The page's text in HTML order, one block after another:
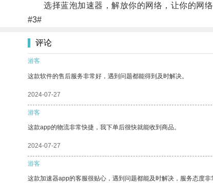
选择蓝泡加速器，解放你的网络，让你的网络
#3#
评论
游客
这款软件的售后服务非常好，遇到问题都能得到及时解决。
2024-07-27
游客
这款app的物流非常快捷，我下单后很快就能收到商品。
2024-07-27
游客
这款加速器app的客服很贴心，遇到问题都能及时解决，服务态度非